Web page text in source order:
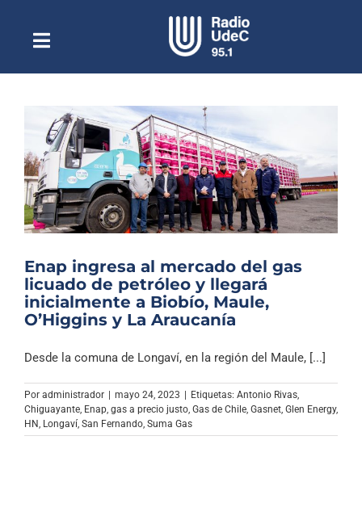
contenidoToggle
NavigationEscuchar Radio UdeC en vivo
Quiénes Somos
Programación
Podcast
Noticias
Columnas
Música Clásica
Enap ingresa al mercado del gas
licuado de petróleo y llegará
inicialmente a Biobío, Maule,
O’Higgins y La Araucanía
Desde la comuna de Longaví, en la región del Maule, [...]
Por administrador | mayo 24, 2023 | Etiquetas: Antonio Rivas
Chiguayante Enap gas a precio justo Gas de Chile Gasnet Glen Energy,
HN Longaví San Fernando Suma Gas